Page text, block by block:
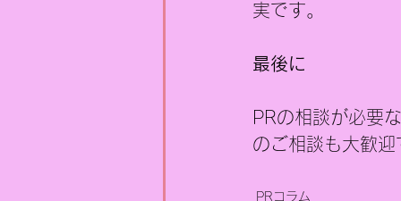
実です。
最後に
PRの相談が必要
のご相談も大歓
PRコラム